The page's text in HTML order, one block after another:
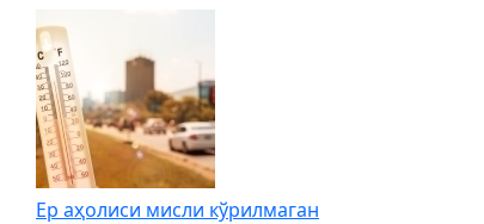
Ер аҳолиси мисли кўрилмаган